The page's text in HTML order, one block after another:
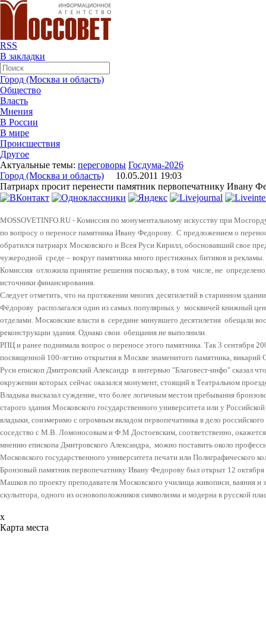
RSS
В закладки
Город (Москва и область)
Общество
Власть
Мнения
В России
В мире
Происшествия
Другое
Актуальные темы: переговоры Госдума-2026
Город (Москва и область) 10.05.2011 19:03
Патриарх просит перенести памятник первопечатнику Ивану
MOSSOVETINFO.RU - Комиссия по монументальному искусству при
по вопросу о переносе памятника Ивану Федорову. С предложением о
обратился патриарх Московского и Всея Руси Кирилл, обосновавший свое
чужеродной среде – вокруг памятника много престижных битиков и рекламы.
Комиссия отложила принятие решения поскольку, в том числе, не
источники финансирования.
Следует отметить, что на протяжении многих десятилетий в старинном
Фёдорову располагался один из самых популярных у москвичей книжный
отделами. Московские власти в середине минувшего десятилетия обещали
реконструкции здания. Однако свои обещания не выполнили.
РПЦ и ранее поднимала вопрос о переносе этого памятника. Так 3 сентября
посвященной 100-летию открытия в Москве знаменитого памятника, викарий
Руси епископ Дмитровский Александр в интервью "Благовест-инфо" сказал
окружении которых сейчас оказался монумент, стоящий в Театральном
Владыка высказал суждение, что более логичным местом пребывания
старого здания Московского государственного университета или у
владыки, соизмеримо с огромным вкладом первопечатника в дело
соседство с М.В. Ломоносовым и Ф.М Достоевским, соответственно,
мнению епископа Дмитровского Александра, можно поставить около
Московского государственного университета печати или Полиграфического
Бронзовый памятник первопечатнику Ивану Федорову был открыт 12 октября
Машков по проекту преподавателя Московского училища живописи, ваяния и
скульптора, одного из основоположников символизма и модерна в русской
x
Карта места